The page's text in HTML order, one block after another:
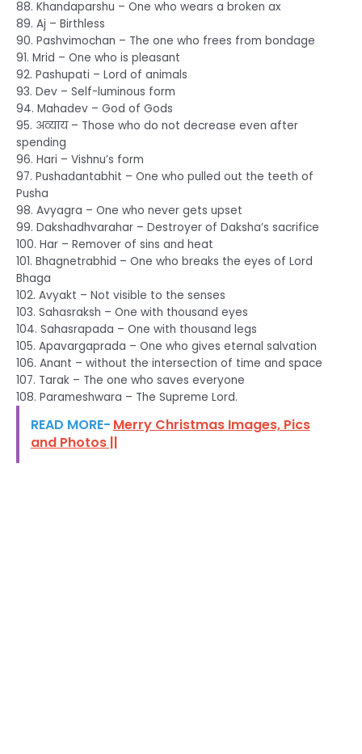
88. Khandaparshu – One who wears a broken ax
89. Aj – Birthless
90. Pashvimochan – The one who frees from bondage
91. Mrid – One who is pleasant
92. Pashupati – Lord of animals
93. Dev – Self-luminous form
94. Mahadev – God of Gods
95. अव्याय – Those who do not decrease even after
spending
96. Hari – Vishnu’s form
97. Pushadantabhit – One who pulled out the teeth of
Pusha
98. Avyagra – One who never gets upset
99. Dakshadhvarahar – Destroyer of Daksha’s sacrifice
100. Har – Remover of sins and heat
101. Bhagnetrabhid – One who breaks the eyes of Lord
Bhaga
102. Avyakt – Not visible to the senses
103. Sahasraksh – One with thousand eyes
104. Sahasrapada – One with thousand legs
105. Apavargaprada – One who gives eternal salvation
106. Anant – without the intersection of time and space
107. Tarak – The one who saves everyone
108. Parameshwara – The Supreme Lord.
READ MORE- Merry Christmas Images, Pics
and Photos ||